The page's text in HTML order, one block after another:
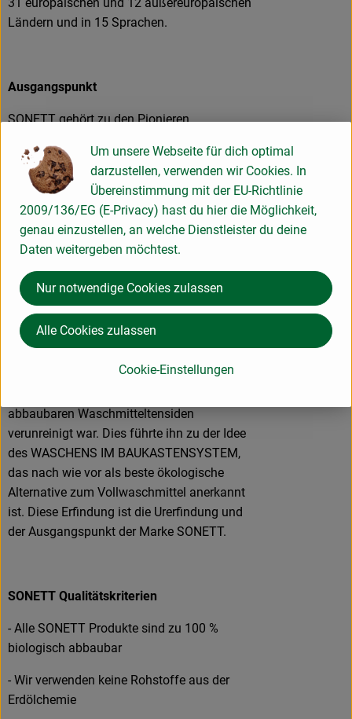
Ländern und in 15 Sprachen.
Ausgangspunkt
SONETT gehört zu den Pionieren
und wurde 1977 gegründet, parallel zu der
ganz neu aufkommenden
Naturkostbewegung. Der ursprüngliche
Anstoß für die Entwicklung der SONETT
Wasch- und Reinigungsmittel geht jedoch
noch weiter zurück, nämlich auf
Wasserforschungen, die der
anthroposophische Naturwissenschaftler
Johannes Schnorr am Institut für
Strömungswissenschaften in Herrischried
der Tropfbildmethode entdeckte er wie
abbaubaren Waschmitteltensiden
verunreinigt war. Dies führte ihn zu der Idee
des WASCHENS IM BAUKASTENSYSTEM,
das nach wie vor als beste ökologische
Alternative zum Vollwaschmittel anerkannt
ist. Diese Erfindung ist die Urerfindung und
der Ausgangspunkt der Marke SONETT.
SONETT Qualitätskriterien
- Alle SONETT Produkte sind zu 100 %
biologisch abbaubar
- Wir verwenden keine Rohstoffe aus der
Erdölchemie
Um unsere Webseite für dich optimal
darzustellen, verwenden wir Cookies. In
Übereinstimmung mit der EU-Richtlinie
2009/136/EG (E-Privacy) hast du hier die Möglichkeit,
genau einzustellen, an welche Dienstleister du deine
Daten weitergeben möchtest.
Cookie-Einstellungen
Nur notwendige Cookies zulassen
Alle Cookies zulassen